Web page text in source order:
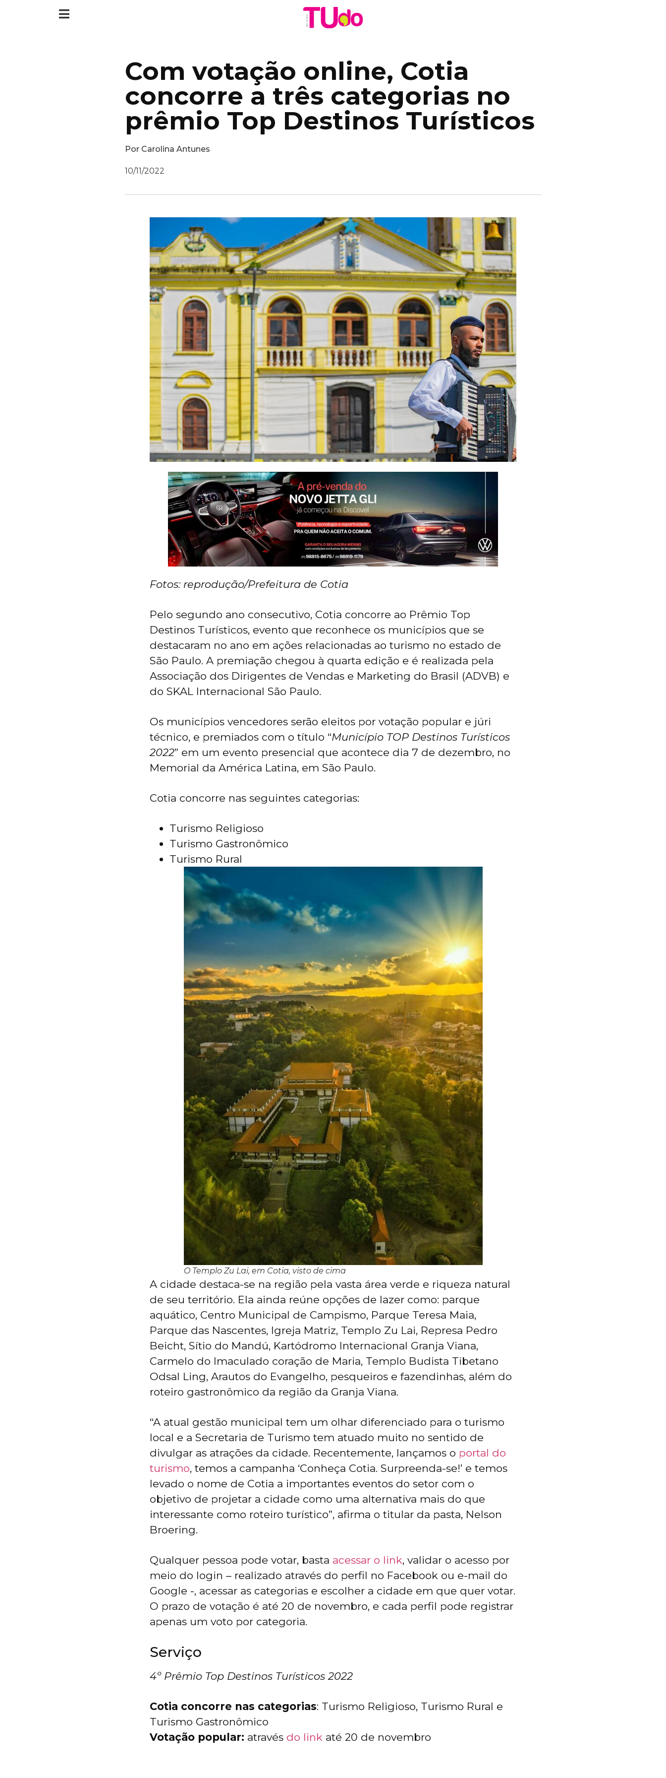
Com votação online, Cotia
concorre a três categorias no
prêmio Top Destinos Turísticos
Por Carolina Antunes
10/11/2022
Fotos: reprodução/Prefeitura de Cotia
Pelo segundo ano consecutivo, Cotia concorre ao Prêmio Top
Destinos Turísticos, evento que reconhece os municípios que se
destacaram no ano em ações relacionadas ao turismo no estado de
São Paulo. A premiação chegou à quarta edição e é realizada pela
Associação dos Dirigentes de Vendas e Marketing do Brasil (ADVB) e
do SKAL Internacional São Paulo.
Os municípios vencedores serão eleitos por votação popular e júri
técnico, e premiados com o título “Município TOP Destinos Turísticos
2022” em um evento presencial que acontece dia 7 de dezembro, no
Memorial da América Latina, em São Paulo.
Cotia concorre nas seguintes categorias:
Turismo Religioso
Turismo Gastronômico
Turismo Rural
O Templo Zu Lai, em Cotia, visto de cima
A cidade destaca-se na região pela vasta área verde e riqueza natural
de seu território. Ela ainda reúne opções de lazer como: parque
aquático, Centro Municipal de Campismo, Parque Teresa Maia,
Parque das Nascentes, Igreja Matriz, Templo Zu Lai, Represa Pedro
Beicht, Sítio do Mandú, Kartódromo Internacional Granja Viana,
Carmelo do Imaculado coração de Maria, Templo Budista Tibetano
Odsal Ling, Arautos do Evangelho, pesqueiros e fazendinhas, além do
roteiro gastronômico da região da Granja Viana.
“A atual gestão municipal tem um olhar diferenciado para o turismo
local e a Secretaria de Turismo tem atuado muito no sentido de
divulgar as atrações da cidade. Recentemente, lançamos o portal do
turismo, temos a campanha ‘Conheça Cotia. Surpreenda-se!’ e temos
levado o nome de Cotia a importantes eventos do setor com o
objetivo de projetar a cidade como uma alternativa mais do que
interessante como roteiro turístico”, afirma o titular da pasta, Nelson
Broering.
Qualquer pessoa pode votar, basta acessar o link, validar o acesso por
meio do login – realizado através do perfil no Facebook ou e-mail do
Google -, acessar as categorias e escolher a cidade em que quer votar.
O prazo de votação é até 20 de novembro, e cada perfil pode registrar
apenas um voto por categoria.
Serviço
4º Prêmio Top Destinos Turísticos 2022
Cotia concorre nas categorias: Turismo Religioso, Turismo Rural e
Turismo Gastronômico
Votação popular: através do link até 20 de novembro